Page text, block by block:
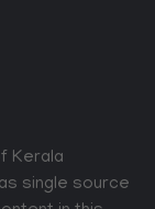
Kerala
single source